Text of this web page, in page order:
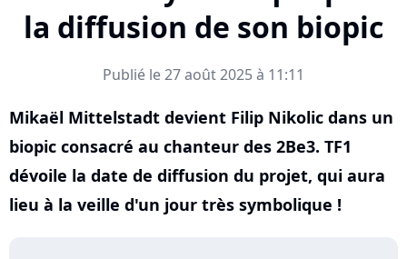
la diffusion de son biopic
Publié le 27 août 2025 à 11:11
Mikaël Mittelstadt devient Filip Nikolic dans un
biopic consacré au chanteur des 2Be3. TF1
dévoile la date de diffusion du projet, qui aura
lieu à la veille d'un jour très symbolique !